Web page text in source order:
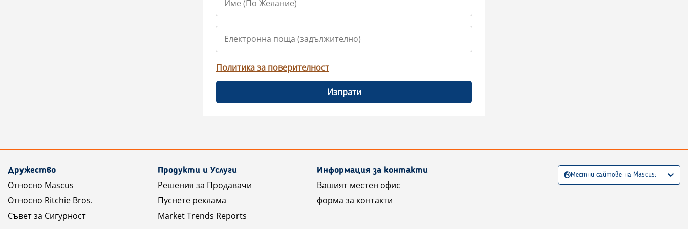
Политика за поверителност
Изпрати
Дружество
Относно Mascus
Относно Ritchie Bros.
Съвет за Сигурност
Продукти и Услуги
Решения за Продавачи
Пуснете реклама
Market Trends Reports
Информация за контакти
Вашият местен офис
форма за контакти
Местни сайтове на Mascus: